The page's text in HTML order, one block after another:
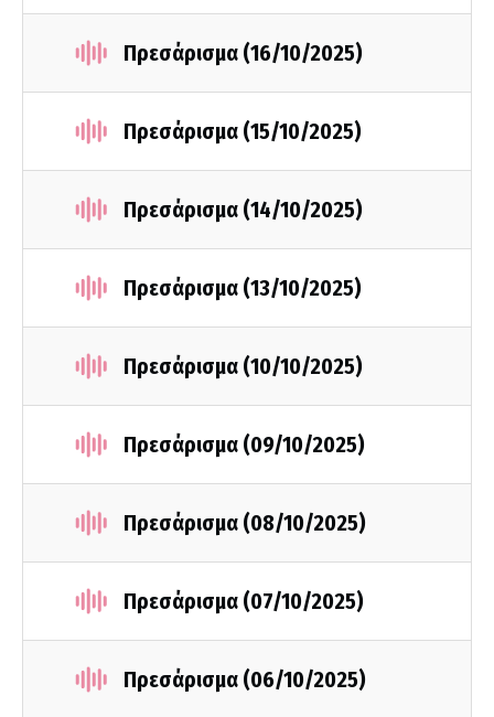
Πρεσάρισμα (16/10/2025)
Πρεσάρισμα (15/10/2025)
Πρεσάρισμα (14/10/2025)
Πρεσάρισμα (13/10/2025)
Πρεσάρισμα (10/10/2025)
Πρεσάρισμα (09/10/2025)
Πρεσάρισμα (08/10/2025)
Πρεσάρισμα (07/10/2025)
Πρεσάρισμα (06/10/2025)